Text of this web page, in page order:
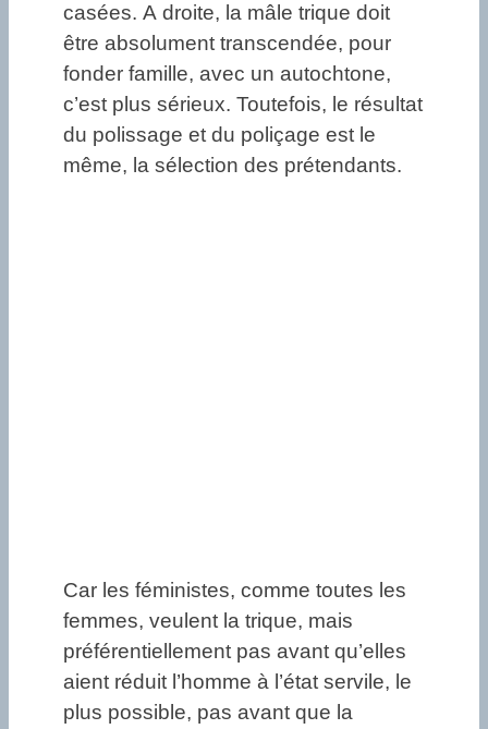
casées. A droite, la mâle trique doit
être absolument transcendée, pour
fonder famille, avec un autochtone,
c’est plus sérieux. Toutefois, le résultat
du polissage et du poliçage est le
même, la sélection des prétendants.
Car les féministes, comme toutes les
femmes, veulent la trique, mais
préférentiellement pas avant qu’elles
aient réduit l’homme à l’état servile, le
plus possible, pas avant que la